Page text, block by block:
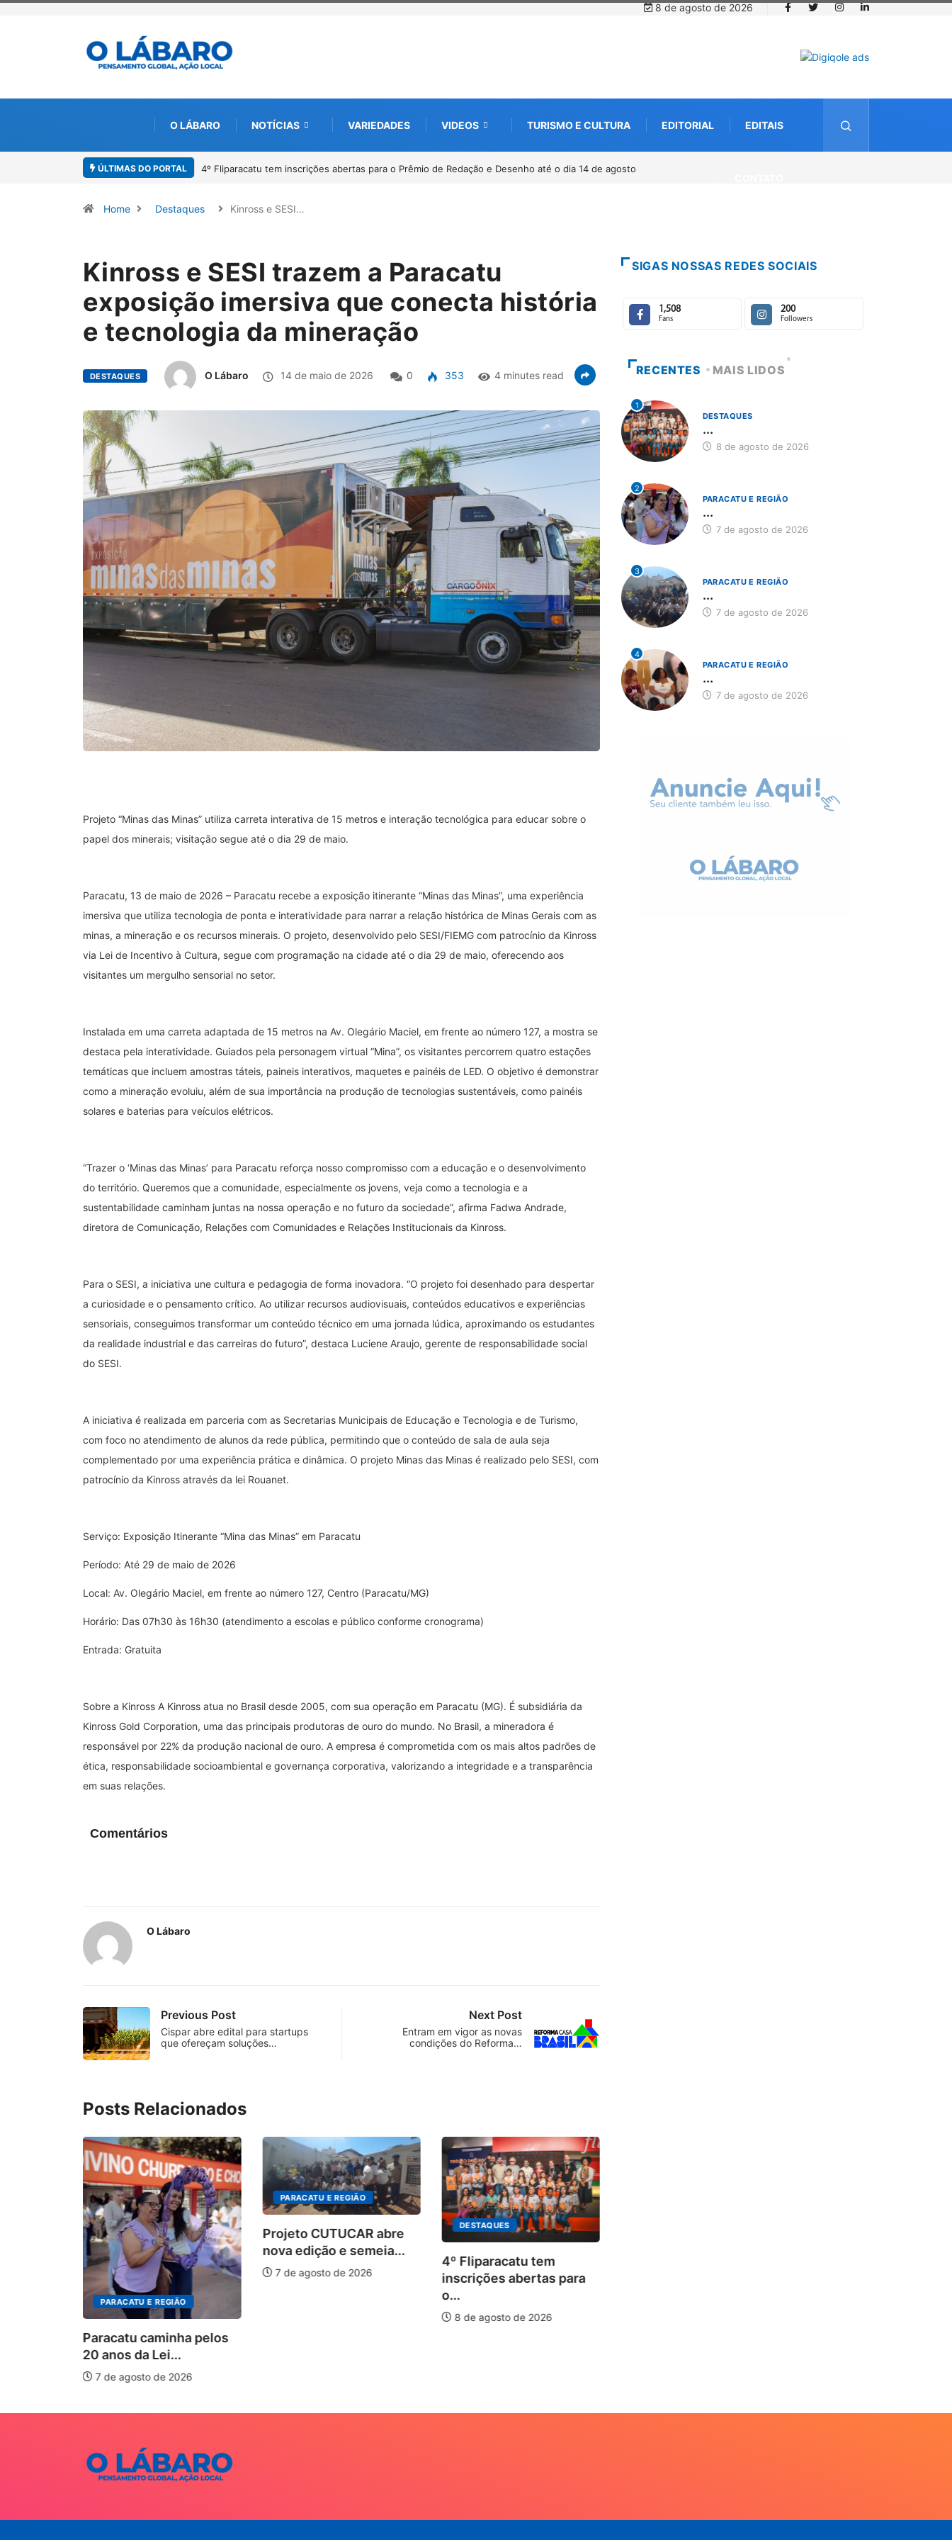
8 de agosto de 2026
O LÁBARO NOTÍCIAS VARIEDADES VIDEOS TURISMO E CULTURA EDITORIAL EDITAIS
ÚLTIMAS DO PORTAL Paracatu caminha pelos 20 anos da Lei Maria da Penha
Home Destaques Kinross e SESI…
Kinross e SESI trazem a Paracatu
exposição imersiva que conecta história
e tecnologia da mineração
DESTAQUES O Lábaro 14 de maio de 2026 0 353 4 minutes read
Projeto “Minas das Minas” utiliza carreta interativa de 15 metros e interação tecnológica para educar sobre o
papel dos minerais; visitação segue até o dia 29 de maio.
Paracatu, 13 de maio de 2026 – Paracatu recebe a exposição itinerante “Minas das Minas”, uma experiência
imersiva que utiliza tecnologia de ponta e interatividade para narrar a relação histórica de Minas Gerais com as
minas, a mineração e os recursos minerais. O projeto, desenvolvido pelo SESI/FIEMG com patrocínio da Kinross
via Lei de Incentivo à Cultura, segue com programação na cidade até o dia 29 de maio, oferecendo aos
visitantes um mergulho sensorial no setor.
Instalada em uma carreta adaptada de 15 metros na Av. Olegário Maciel, em frente ao número 127, a mostra se
destaca pela interatividade. Guiados pela personagem virtual “Mina”, os visitantes percorrem quatro estações
temáticas que incluem amostras táteis, paineis interativos, maquetes e painéis de LED. O objetivo é demonstrar
como a mineração evoluiu, além de sua importância na produção de tecnologias sustentáveis, como painéis
solares e baterias para veículos elétricos.
“Trazer o ‘Minas das Minas’ para Paracatu reforça nosso compromisso com a educação e o desenvolvimento
do território. Queremos que a comunidade, especialmente os jovens, veja como a tecnologia e a
sustentabilidade caminham juntas na nossa operação e no futuro da sociedade”, afirma Fadwa Andrade,
diretora de Comunicação, Relações com Comunidades e Relações Institucionais da Kinross.
Para o SESI, a iniciativa une cultura e pedagogia de forma inovadora. “O projeto foi desenhado para despertar
a curiosidade e o pensamento crítico. Ao utilizar recursos audiovisuais, conteúdos educativos e experiências
sensoriais, conseguimos transformar um conteúdo técnico em uma jornada lúdica, aproximando os estudantes
da realidade industrial e das carreiras do futuro”, destaca Luciene Araujo, gerente de responsabilidade social
do SESI.
A iniciativa é realizada em parceria com as Secretarias Municipais de Educação e Tecnologia e de Turismo,
com foco no atendimento de alunos da rede pública, permitindo que o conteúdo de sala de aula seja
complementado por uma experiência prática e dinâmica. O projeto Minas das Minas é realizado pelo SESI, com
patrocínio da Kinross através da lei Rouanet.
Serviço: Exposição Itinerante “Mina das Minas” em Paracatu
Período: Até 29 de maio de 2026
Local: Av. Olegário Maciel, em frente ao número 127, Centro (Paracatu/MG)
Horário: Das 07h30 às 16h30 (atendimento a escolas e público conforme cronograma)
Entrada: Gratuita
Sobre a Kinross A Kinross atua no Brasil desde 2005, com sua operação em Paracatu (MG). É subsidiária da
Kinross Gold Corporation, uma das principais produtoras de ouro do mundo. No Brasil, a mineradora é
responsável por 22% da produção nacional de ouro. A empresa é comprometida com os mais altos padrões de
ética, responsabilidade socioambiental e governança corporativa, valorizando a integridade e a transparência
em suas relações.
Comentários
O Lábaro
Previous Post
Cispar abre edital para startups
que ofereçam soluções…
Next Post
Entram em vigor as novas
condições do Reforma…
Posts Relacionados
PARACATU E REGIÃO
Paracatu caminha pelos
20 anos da Lei...
7 de agosto de 2026
PARACATU E REGIÃO
Projeto CUTUCAR abre
nova edição e semeia...
7 de agosto de 2026
DESTAQUES
4º Fliparacatu tem
inscrições abertas para
o...
8 de agosto de 2026
SIGAS NOSSAS REDES SOCIAIS
1,508
Fans
200
Followers
RECENTES MAIS LIDOS
1
DESTAQUES
...
8 de agosto de 2026
2
PARACATU E REGIÃO
...
7 de agosto de 2026
3
PARACATU E REGIÃO
...
7 de agosto de 2026
4
PARACATU E REGIÃO
...
7 de agosto de 2026